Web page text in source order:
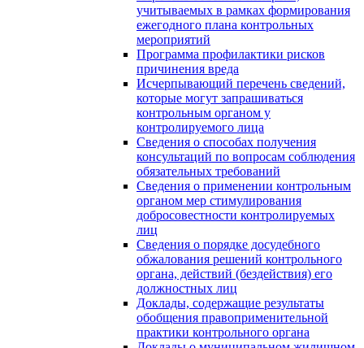
учитываемых в рамках формирования
ежегодного плана контрольных
мероприятий
Программа профилактики рисков
причинения вреда
Исчерпывающий перечень сведений,
которые могут запрашиваться
контрольным органом у
контролируемого лица
Сведения о способах получения
консультаций по вопросам соблюдения
обязательных требований
Сведения о применении контрольным
органом мер стимулирования
добросовестности контролируемых
лиц
Сведения о порядке досудебного
обжалования решений контрольного
органа, действий (бездействия) его
должностных лиц
Доклады, содержащие результаты
обобщения правоприменительной
практики контрольного органа